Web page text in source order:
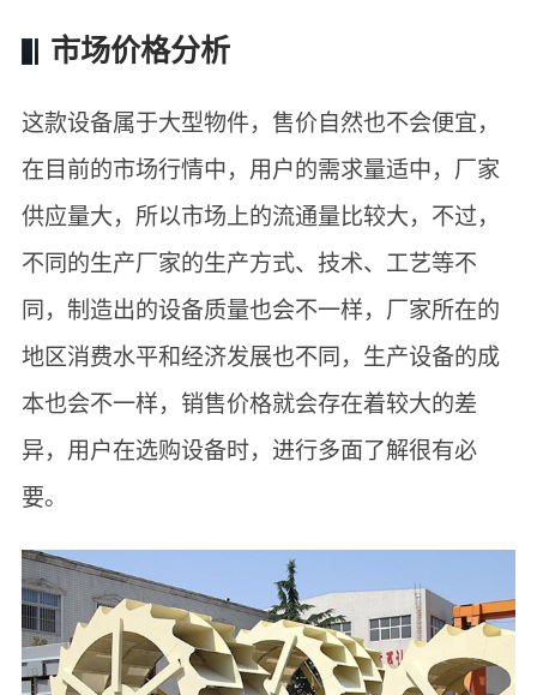
市场价格分析
这款设备属于大型物件，售价自然也不会便宜，
在目前的市场行情中，用户的需求量适中，厂家
供应量大，所以市场上的流通量比较大，不过，
不同的生产厂家的生产方式、技术、工艺等不
同，制造出的设备质量也会不一样，厂家所在的
地区消费水平和经济发展也不同，生产设备的成
本也会不一样，销售价格就会存在着较大的差
异，用户在选购设备时，进行多面了解很有必
要。